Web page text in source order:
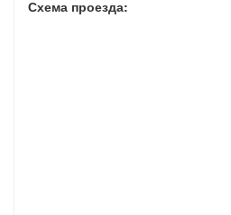
Схема проезда: